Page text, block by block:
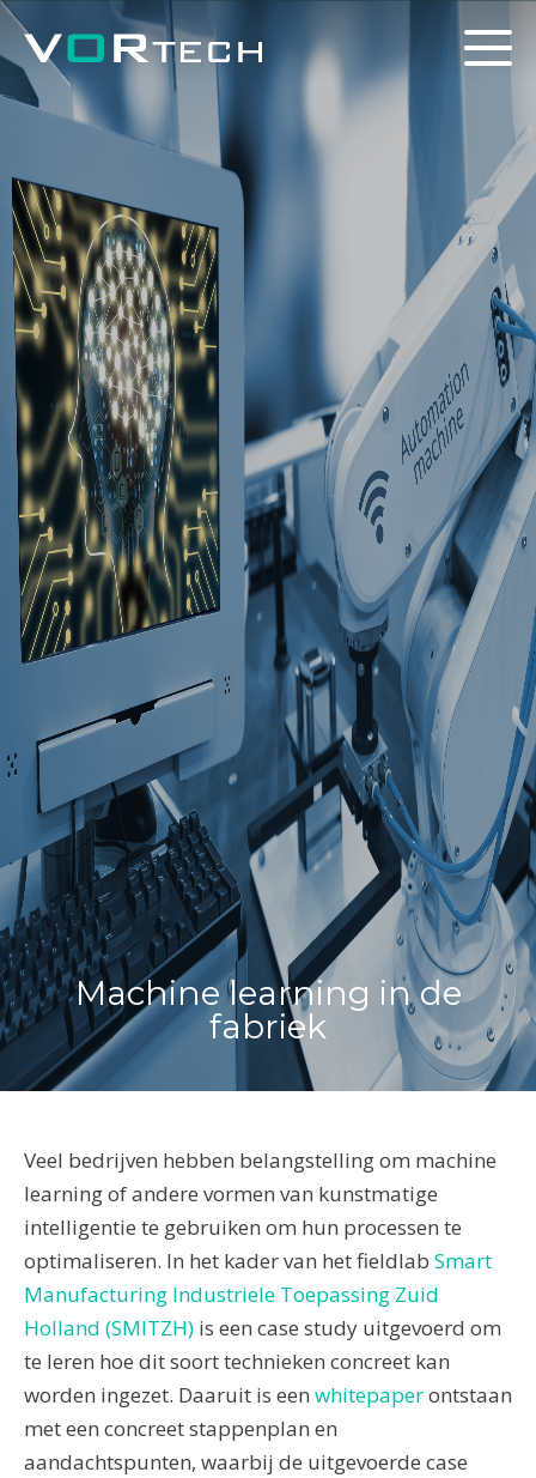
Machine learning in de
fabriek
Veel bedrijven hebben belangstelling om machine
learning of andere vormen van kunstmatige
intelligentie te gebruiken om hun processen te
optimaliseren. In het kader van het fieldlab Smart
Manufacturing Industriele Toepassing Zuid
Holland (SMITZH) is een case study uitgevoerd om
te leren hoe dit soort technieken concreet kan
worden ingezet. Daaruit is een whitepaperontstaan
met een concreet stappenplan en
aandachtspunten, waarbij de uitgevoerde case